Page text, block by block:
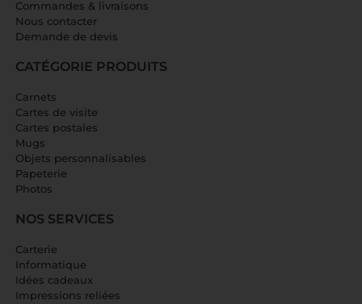
Commandes & livraisons
Nous contacter
Demande de devis
CATÉGORIE PRODUITS
Carnets
Cartes de visite
Cartes postales
Mugs
Objets personnalisables
Papeterie
Photos
NOS SERVICES
Carterie
Informatique
Idées cadeaux
Impressions reliées